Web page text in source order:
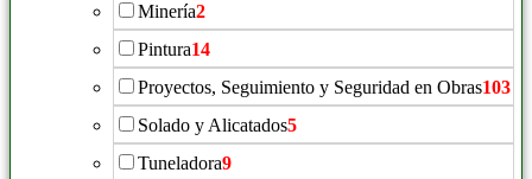
Minería2
Pintura14
Proyectos, Seguimiento y Seguridad en Obras103
Solado y Alicatados5
Tuneladora9